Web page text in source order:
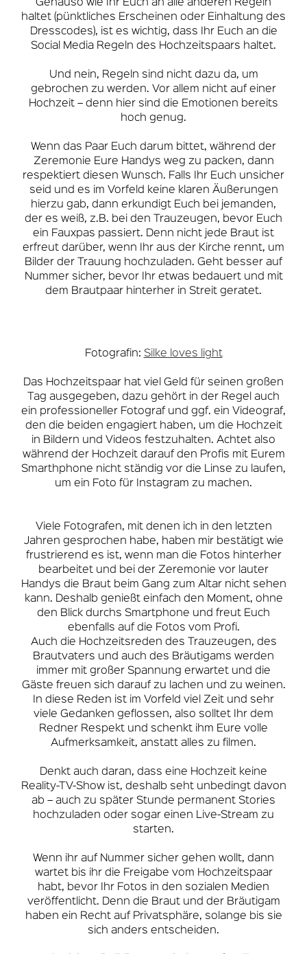
Genauso wie Ihr Euch an alle anderen Regeln
haltet (pünktliches Erscheinen oder Einhaltung des
Dresscodes), ist es wichtig, dass Ihr Euch an die
Social Media Regeln des Hochzeitspaars haltet.
Und nein, Regeln sind nicht dazu da, um
gebrochen zu werden. Vor allem nicht auf einer
Hochzeit – denn hier sind die Emotionen bereits
hoch genug.
Wenn das Paar Euch darum bittet, während der
Zeremonie Eure Handys weg zu packen, dann
respektiert diesen Wunsch. Falls Ihr Euch unsicher
seid und es im Vorfeld keine klaren Äußerungen
hierzu gab, dann erkundigt Euch bei jemanden,
der es weiß, z.B. bei den Trauzeugen, bevor Euch
ein Fauxpas passiert. Denn nicht jede Braut ist
erfreut darüber, wenn Ihr aus der Kirche rennt, um
Bilder der Trauung hochzuladen. Geht besser auf
Nummer sicher, bevor Ihr etwas bedauert und mit
dem Brautpaar hinterher in Streit geratet.
Fotografin: Silke loves light
Das Hochzeitspaar hat viel Geld für seinen großen
Tag ausgegeben, dazu gehört in der Regel auch
ein professioneller Fotograf und ggf. ein Videograf,
den die beiden engagiert haben, um die Hochzeit
in Bildern und Videos festzuhalten. Achtet also
während der Hochzeit darauf den Profis mit Eurem
Smarthphone nicht ständig vor die Linse zu laufen,
um ein Foto für Instagram zu machen.
Viele Fotografen, mit denen ich in den letzten
Jahren gesprochen habe, haben mir bestätigt wie
frustrierend es ist, wenn man die Fotos hinterher
bearbeitet und bei der Zeremonie vor lauter
Handys die Braut beim Gang zum Altar nicht sehen
kann. Deshalb genießt einfach den Moment, ohne
den Blick durchs Smartphone und freut Euch
ebenfalls auf die Fotos vom Profi.
Auch die Hochzeitsreden des Trauzeugen, des
Brautvaters und auch des Bräutigams werden
immer mit großer Spannung erwartet und die
Gäste freuen sich darauf zu lachen und zu weinen.
In diese Reden ist im Vorfeld viel Zeit und sehr
viele Gedanken geflossen, also solltet Ihr dem
Redner Respekt und schenkt ihm Eure volle
Aufmerksamkeit, anstatt alles zu filmen.
Denkt auch daran, dass eine Hochzeit keine
Reality-TV-Show ist, deshalb seht unbedingt davon
ab – auch zu später Stunde permanent Stories
hochzuladen oder sogar einen Live-Stream zu
starten.
Wenn ihr auf Nummer sicher gehen wollt, dann
wartet bis ihr die Freigabe vom Hochzeitspaar
habt, bevor Ihr Fotos in den sozialen Medien
veröffentlicht. Denn die Braut und der Bräutigam
haben ein Recht auf Privatsphäre, solange bis sie
sich anders entscheiden.